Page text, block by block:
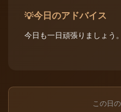
💡今日のアドバイス
今日も一日頑張りましょう。
この日